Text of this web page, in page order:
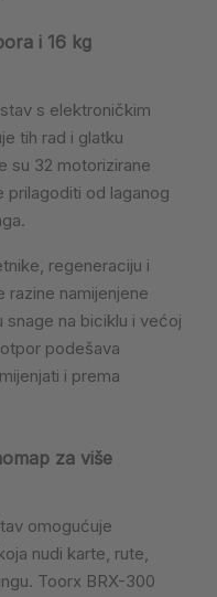
i 16 kg
s elektroničkim
tih rad i glatku
su 32 motorizirane
prilagoditi od laganog
regeneraciju i
razine namijenjene
snage na biciklu i većoj
podešava
i prema
za više
omogućuje
nudi karte, rute,
Toorx BRX-300